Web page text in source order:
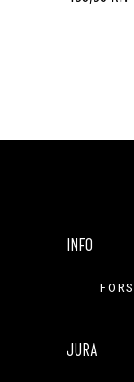
INFO
JURA